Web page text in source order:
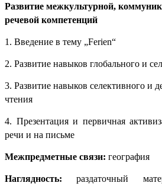
Развитие межкультурной,
речевой компетенций
1. Введение в тему „Ferien“
2. Развитие навыков глобального и
3. Развитие навыков селективного и
чтения
4. Презентация и первичная
речи и на письме
Межпредметные связи: география
Наглядность: раздаточный